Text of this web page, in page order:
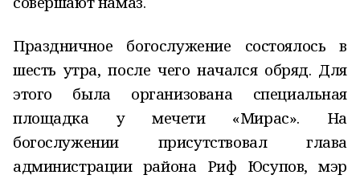
Праздничное богослужение состоялось в
шесть утра, после чего начался обряд. Для
этого была организована специальная
площадка у мечети «Мирас». На
богослужении присутствовал глава
администрации района Риф Юсупов, мэр